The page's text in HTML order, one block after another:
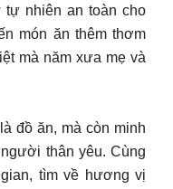
nhiên an toàn cho
món ăn thêm thơm
mà năm xưa mẹ và
đồ ăn, mà còn minh
thân yêu. Cùng
tìm về hương vị